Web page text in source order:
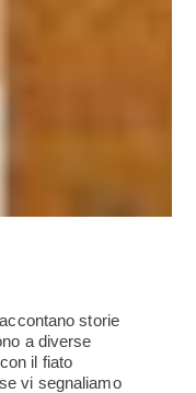
storie
a diverse
il fiato
vi segnaliamo